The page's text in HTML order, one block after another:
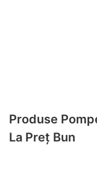
Produse
La Preț Bun